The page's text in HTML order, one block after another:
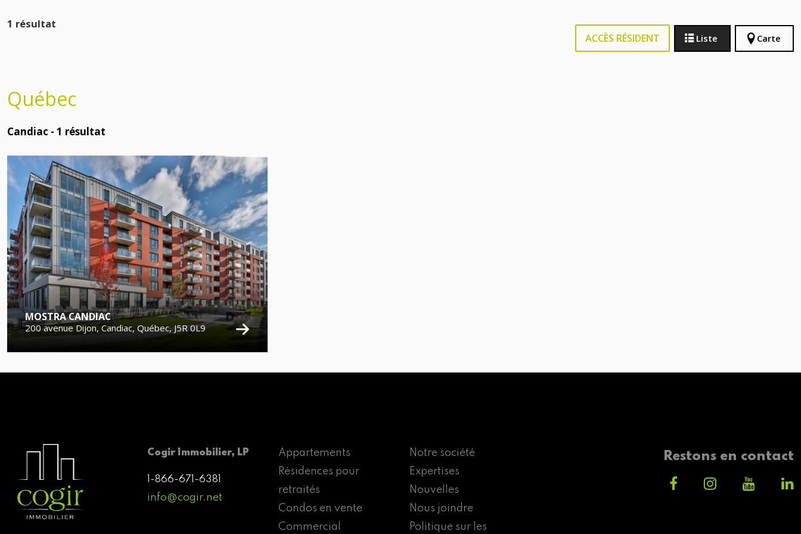
1 résultat
ACCÈS RÉSIDENT Liste Carte
Québec
Candiac - 1 résultat
MOSTRA CANDIAC
200 avenue Dijon, Candiac, Québec, J5R 0L9
Cogir Immobilier, LP
1-866-671-6381
info@cogir.net
Appartements
Résidences pour
retraités
Condos en vente
Commercial
Notre société
Expertises
Nouvelles
Nous joindre
Politique sur les
Restons en contact